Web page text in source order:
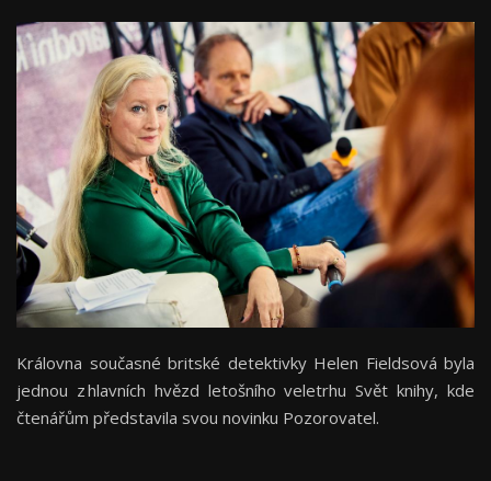
Královna současné britské detektivky Helen Fieldsová byla
jednou z hlavních hvězd letošního veletrhu Svět knihy, kde
čtenářům představila svou novinku Pozorovatel.